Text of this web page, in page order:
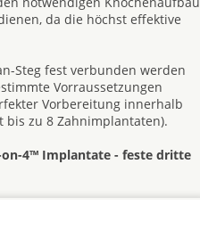
da die höchst effektive
Steg fest verbunden werden
Vorraussetzungen
Vorbereitung innerhalb
zu 8 Zahnimplantaten).
4™ Implantate - feste dritte